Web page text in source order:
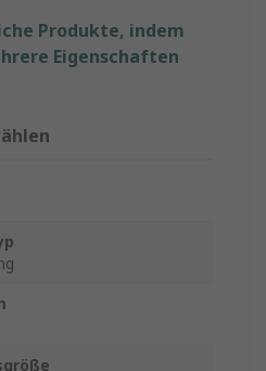
Produkte, indem
Eigenschaften